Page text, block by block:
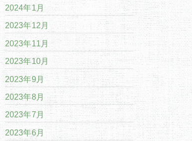
2024年1月
2023年12月
2023年11月
2023年10月
2023年9月
2023年8月
2023年7月
2023年6月